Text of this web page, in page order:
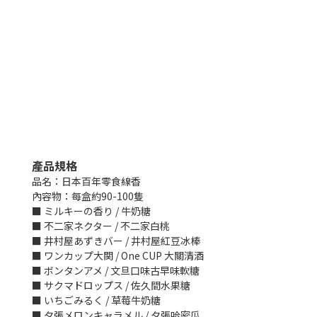
產品規格
品名：日本百年零食線香
內容物：每盒約90-100隻
■ ミルキーの香り /牛奶糖
■ 不二家ネクター /不二家白桃
■ 井村屋あずきバー /井村屋紅豆冰棒
■ ワンカップ大関 / One CUP 大關清酒
■ ボンタンアメ /文旦口味古早味軟糖
■ サクマドロップス /佐久間水果糖
■ いちごみるく /草莓牛奶糖